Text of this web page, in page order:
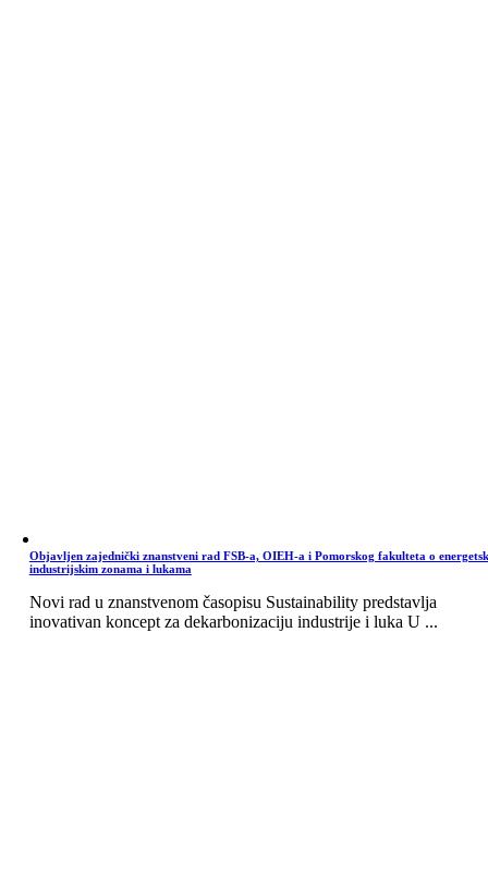
Objavljen zajednički znanstveni rad FSB-a, OIEH-a i Pomorskog fakulteta o
industrijskim zonama i lukama
Novi rad u znanstvenom časopisu Sustainability predstavlja
inovativan koncept za dekarbonizaciju industrije i luka U ...